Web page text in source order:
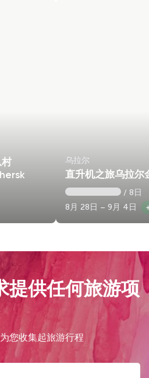
乌拉尔
直升机之旅乌拉尔
/ 8日
8月 28日 – 9月 4日
提供任何旅游项
您收集起旅游行程